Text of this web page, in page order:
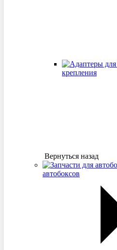
крепления
Вернуться назад
автобоксов